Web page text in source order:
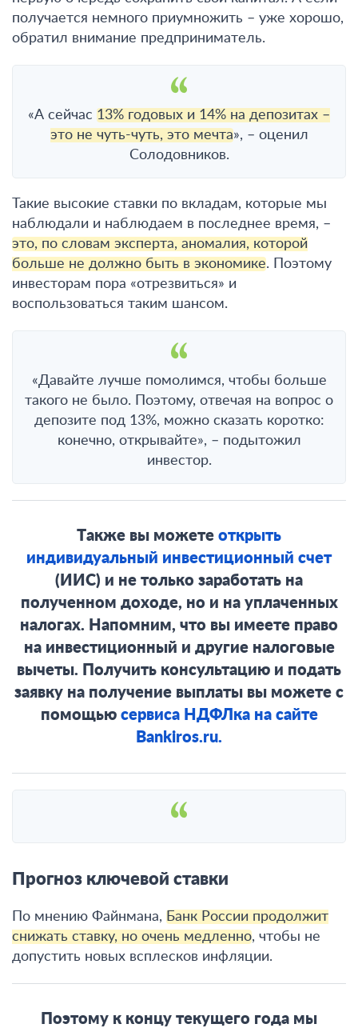
получается немного приумножить – уже хорошо,
обратил внимание предприниматель.
«А сейчас 13% годовых и 14% на депозитах –
это не чуть-чуть, это мечта», – оценил
Солодовников.
Такие высокие ставки по вкладам, которые мы
наблюдали и наблюдаем в последнее время, –
это, по словам эксперта, аномалия, которой
больше не должно быть в экономике. Поэтому
инвесторам пора «отрезвиться» и
воспользоваться таким шансом.
«Давайте лучше помолимся, чтобы больше
такого не было. Поэтому, отвечая на вопрос о
депозите под 13%, можно сказать коротко:
конечно, открывайте», – подытожил
инвестор.
Также вы можете открыть
индивидуальный инвестиционный счет
(ИИС) и не только заработать на
полученном доходе, но и на уплаченных
налогах. Напомним, что вы имеете право
на инвестиционный и другие налоговые
вычеты. Получить консультацию и подать
заявку на получение выплаты вы можете с
помощью сервиса НДФЛка на сайте
Bankiros.ru.
Прогноз ключевой ставки
По мнению Файнмана, Банк России продолжит
снижать ставку, но очень медленно, чтобы не
допустить новых всплесков инфляции.
Поэтому к концу текущего года мы